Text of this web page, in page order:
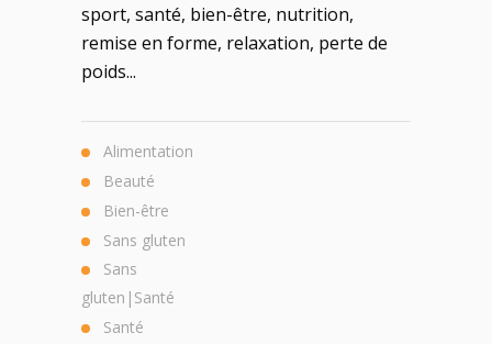
sport, santé, bien-être, nutrition,
remise en forme, relaxation, perte de
poids...
Alimentation
Beauté
Bien-être
Sans gluten
Sans
gluten|Santé
Santé